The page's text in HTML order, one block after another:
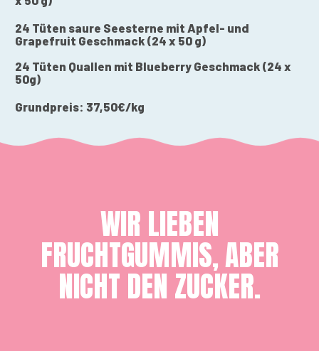
24 Tüten saure Seesterne mit Apfel- und
Grapefruit Geschmack(24 x 50 g)
24 Tüten Quallen mit Blueberry Geschmack (24 x
50g)
Grundpreis: 37,50€/kg
WIR LIEBEN
FRUCHTGUMMIS, ABER
NICHT DEN ZUCKER.